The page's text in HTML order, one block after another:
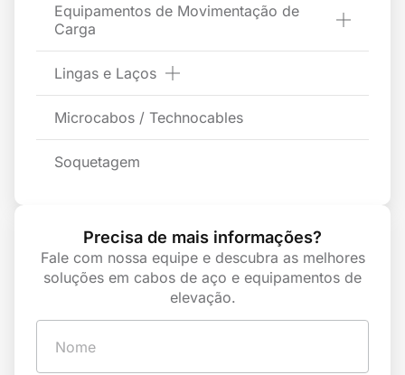
Equipamentos de Movimentação de
Carga
Lingas e Laços
Microcabos / Technocables
Soquetagem
Precisa de mais informações?
Fale com nossa equipe e descubra as melhores
soluções em cabos de aço e equipamentos de
elevação.